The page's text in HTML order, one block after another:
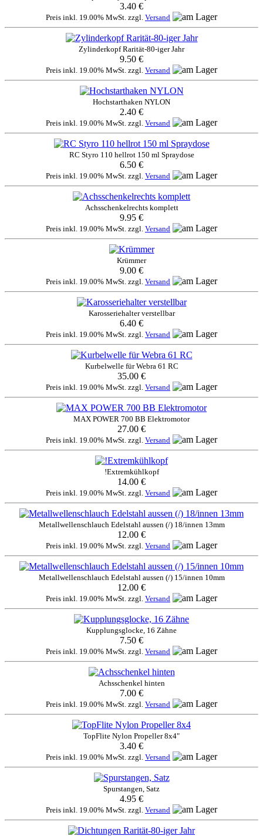
3.40 €
Preis inkl. 19.00% MwSt. zzgl. Versand
Zylinderkopf Rarität-80-iger Jahr
9.50 €
Preis inkl. 19.00% MwSt. zzgl. Versand
Hochstarthaken NYLON
2.40 €
Preis inkl. 19.00% MwSt. zzgl. Versand
RC Styro 110 hellrot 150 ml Spraydose
6.50 €
Preis inkl. 19.00% MwSt. zzgl. Versand
Achsschenkelrechts komplett
9.95 €
Preis inkl. 19.00% MwSt. zzgl. Versand
Krümmer
9.00 €
Preis inkl. 19.00% MwSt. zzgl. Versand
Karosseriehalter verstellbar
6.40 €
Preis inkl. 19.00% MwSt. zzgl. Versand
Kurbelwelle für Webra 61 RC
35.00 €
Preis inkl. 19.00% MwSt. zzgl. Versand
MAX POWER 700 BB Elektromotor
27.00 €
Preis inkl. 19.00% MwSt. zzgl. Versand
!Extremkühlkopf
14.00 €
Preis inkl. 19.00% MwSt. zzgl. Versand
Metallwellenschlauch Edelstahl aussen (/) 18/innen 13mm
12.00 €
Preis inkl. 19.00% MwSt. zzgl. Versand
Metallwellenschlauch Edelstahl aussen (/) 15/innen 10mm
12.00 €
Preis inkl. 19.00% MwSt. zzgl. Versand
Kupplungsglocke, 16 Zähne
7.50 €
Preis inkl. 19.00% MwSt. zzgl. Versand
Achsschenkel hinten
7.00 €
Preis inkl. 19.00% MwSt. zzgl. Versand
TopFlite Nylon Propeller 8x4"
3.40 €
Preis inkl. 19.00% MwSt. zzgl. Versand
Spurstangen, Satz
4.95 €
Preis inkl. 19.00% MwSt. zzgl. Versand